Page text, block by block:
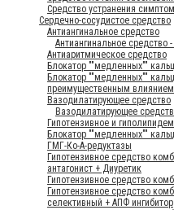
Средство устранения
Сердечно-сосудистое средство
Антиангинальное средство
Антиангинальное средство
Антиаритмическое средство
Блокатор ""медленных""
Блокатор ""медленных""
преимущественным
Вазодилатирующее средство
Вазодилатирующее
Гипотензивное и
Блокатор ""медленных""
ГМГ-Ко-А-редуктазы
Гипотензивное средство
антагонист + Диуретик
Гипотензивное средство
Гипотензивное средство
селективный + АПФ ингибитор